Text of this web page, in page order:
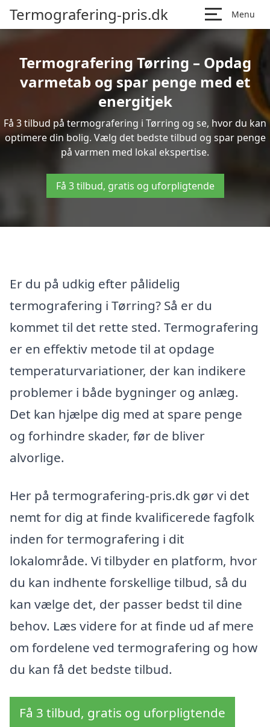
Termografering-pris.dk Menu
Termografering Tørring – Opdag
varmetab og spar penge med et
energitjek
Få 3 tilbud på termografering i Tørring og se, hvor du kan
optimere din bolig. Vælg det bedste tilbud og spar penge
på varmen med lokal ekspertise.
Få 3 tilbud, gratis og uforpligtende
Er du på udkig efter pålidelig
termografering i Tørring? Så er du
kommet til det rette sted. Termografering
er en effektiv metode til at opdage
temperaturvariationer, der kan indikere
problemer i både bygninger og anlæg.
Det kan hjælpe dig med at spare penge
og forhindre skader, før de bliver
alvorlige.
Her på termografering-pris.dk gør vi det
nemt for dig at finde kvalificerede fagfolk
inden for termografering i dit
lokalområde. Vi tilbyder en platform, hvor
du kan indhente forskellige tilbud, så du
kan vælge det, der passer bedst til dine
behov. Læs videre for at finde ud af mere
om fordelene ved termografering og how
du kan få det bedste tilbud.
Få 3 tilbud, gratis og uforpligtende